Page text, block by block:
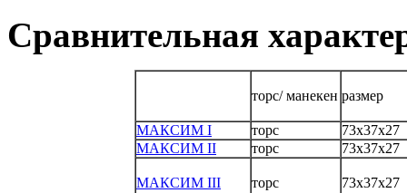
Сравнительная
торс/ манекен размер
МАКСИМ I торс
73х37х27
МАКСИМ II
торс 73х37х27
МАКСИМ III торс 73х37х27